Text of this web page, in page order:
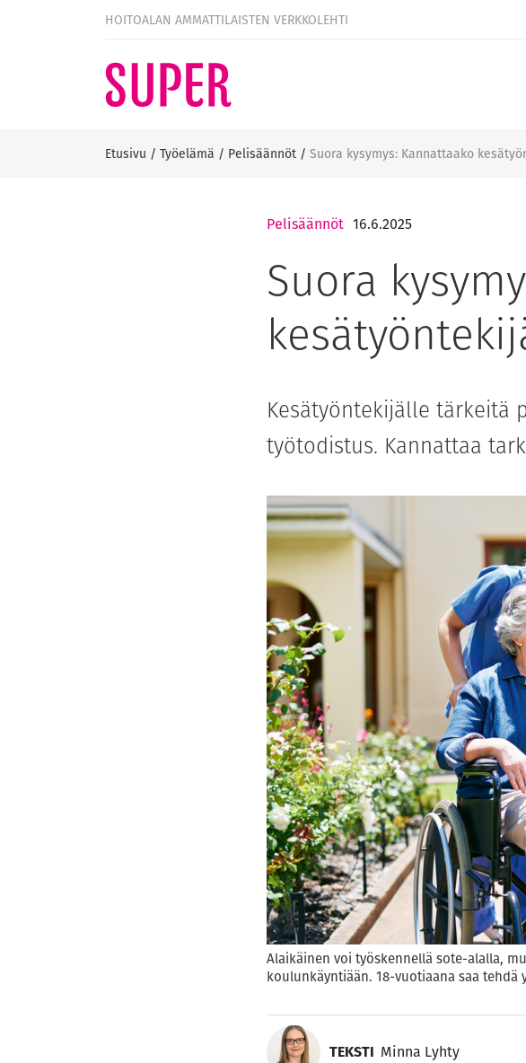
HOITOALAN AMMATTILAISTEN VERKKOLEHTI
Etusivu / Työelämä / Pelisäännöt / Suora kysymys: Kannattaako
Pelisäännöt 16.6.2025
Suora
Kesätyöntekijälle tärkeitä
työtodistus. Kannattaa
Alaikäinen voi työskennellä sote-alalla,
koulunkäyntiään. 18-vuotiaana saa
TEKSTI Minna Lyhty